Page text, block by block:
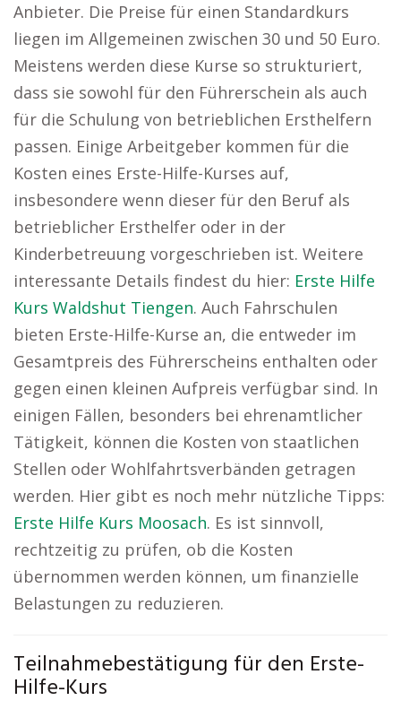
Anbieter. Die Preise für einen Standardkurs
liegen im Allgemeinen zwischen 30 und 50 Euro.
Meistens werden diese Kurse so strukturiert,
dass sie sowohl für den Führerschein als auch
für die Schulung von betrieblichen Ersthelfern
passen. Einige Arbeitgeber kommen für die
Kosten eines Erste-Hilfe-Kurses auf,
insbesondere wenn dieser für den Beruf als
betrieblicher Ersthelfer oder in der
Kinderbetreuung vorgeschrieben ist. Weitere
interessante Details findest du hier: Erste Hilfe
Kurs Waldshut Tiengen. Auch Fahrschulen
bieten Erste-Hilfe-Kurse an, die entweder im
Gesamtpreis des Führerscheins enthalten oder
gegen einen kleinen Aufpreis verfügbar sind. In
einigen Fällen, besonders bei ehrenamtlicher
Tätigkeit, können die Kosten von staatlichen
Stellen oder Wohlfahrtsverbänden getragen
werden. Hier gibt es noch mehr nützliche Tipps:
Erste Hilfe Kurs Moosach. Es ist sinnvoll,
rechtzeitig zu prüfen, ob die Kosten
übernommen werden können, um finanzielle
Belastungen zu reduzieren.
Teilnahmebestätigung für den Erste-
Hilfe-Kurs